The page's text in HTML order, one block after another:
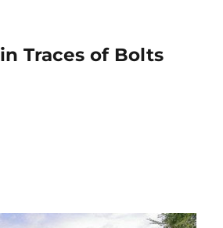
Traces of Bolts